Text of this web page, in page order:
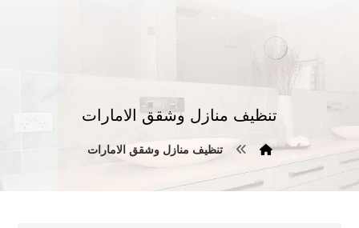
تنظيف منازل وشقق الامارات
تنظيف منازل وشقق الامارات